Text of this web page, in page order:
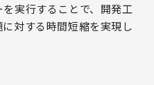
実行することで、開発工
対する時間短縮を実現し